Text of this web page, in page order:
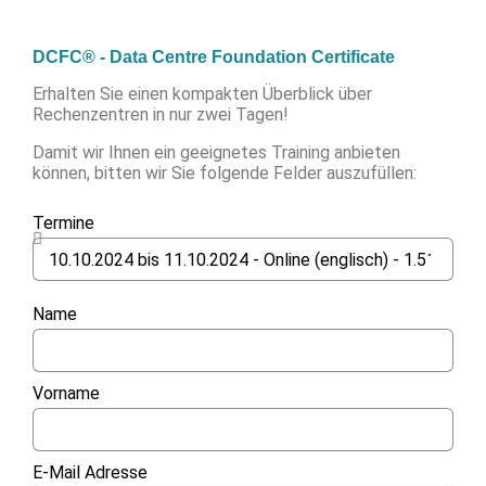
DCFC® - Data Centre Foundation Certificate
Erhalten Sie einen kompakten Überblick über
Rechenzentren in nur zwei Tagen!
Damit wir Ihnen ein geeignetes Training anbieten
können, bitten wir Sie folgende Felder auszufüllen:
Termine
Name
Vorname
E-Mail Adresse